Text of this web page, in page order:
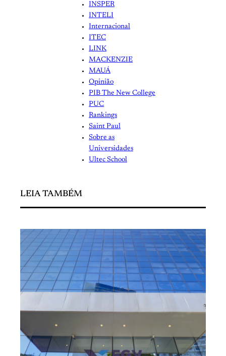
INSPER
INTELI
Internacional
ITEC
LINK
MACKENZIE
MAUÁ
Opinião
PIB The New College
PUC
Rankings
Saint Paul
Sobre as
Universidades
Ultec School
LEIA TAMBÉM